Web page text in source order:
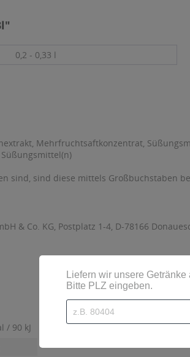
0,2 - 0,33 l
Mehrfruchtsaftkonzentrat,
sind, sind diese mittels Großbuchstaben
& Co. KG, Postplatz 1-4, D-78166
/ 90 kJ